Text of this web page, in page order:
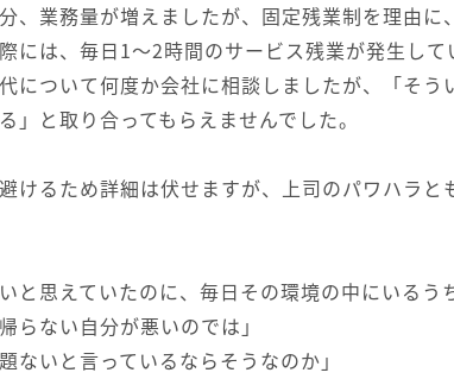
、業務量が増えましたが、固定残業制を理由に
には、毎日1〜2時間のサービス残業が発生して
について何度か会社に相談しましたが、「そう
」と取り合ってもらえませんでした。
けるため詳細は伏せますが、上司のパワハラと
と思えていたのに、毎日その環境の中にいるう
らない自分が悪いのでは」
ないと言っているならそうなのか」